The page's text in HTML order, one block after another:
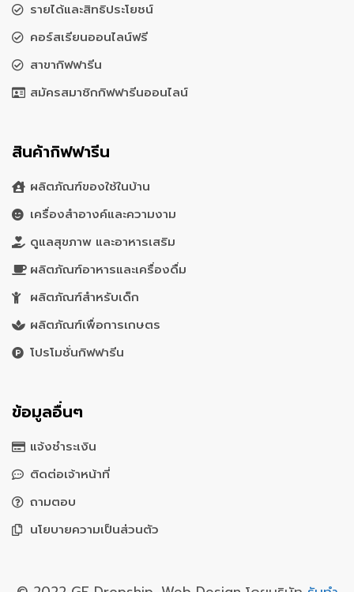
รายได้และสิทธิประโยชน์
คอร์สเรียนออนไลน์ฟรี
สาขากิฟฟารีน
สมัครสมาชิกกิฟฟารีนออนไลน์
สินค้ากิฟฟารีน
ผลิตภัณฑ์ของใช้ในบ้าน
เครื่องสำอางค์และความงาม
ดูแลสุขภาพ และอาหารเสริม
ผลิตภัณฑ์อาหารและเครื่องดื่ม
ผลิตภัณฑ์สำหรับเด็ก
ผลิตภัณฑ์เพื่อการเกษตร
โปรโมชั่นกิฟฟารีน
ข้อมูลอื่นๆ
แจ้งชำระเงิน
ติดต่อเจ้าหน้าที่
ถามตอบ
นโยบายความเป็นส่วนตัว